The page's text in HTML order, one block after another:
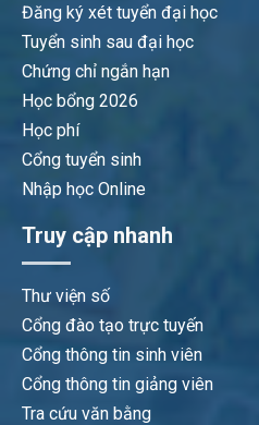
Đăng ký xét tuyển đại học
Tuyển sinh sau đại học
Chứng chỉ ngắn hạn
Học bổng 2026
Học phí
Cổng tuyển sinh
Nhập học Online
Truy cập nhanh
Thư viện số
Cổng đào tạo trực tuyến
Cổng thông tin sinh viên
Cổng thông tin giảng viên
Tra cứu văn bằng